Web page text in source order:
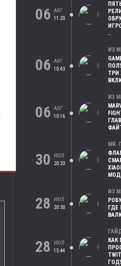
06 АВГ
11:20
..
06 АВГ
10:43
ИЗ
ТРИ
06 АВГ
10:16
ИЗ
30
ИЮЛ
20:33
MR.
28
ИЮЛ
20:30
ИЗ
ГДЕ
28
ИЮЛ
15:44
КАК